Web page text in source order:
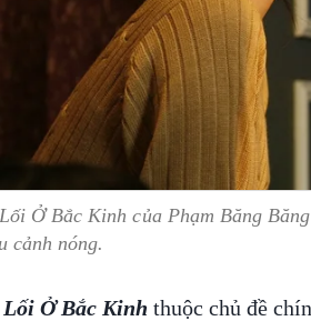
Ở Bắc Kinh của Phạm Băng
cảnh nóng.
Ở Bắc Kinh thuộc chủ đề